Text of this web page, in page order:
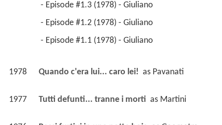
- Episode #1.3 (1978) - Giuliano
- Episode #1.2 (1978) - Giuliano
- Episode #1.1 (1978) - Giuliano
1978 Quando c'era lui... caro lei! as Pavanati
1977 Tutti defunti... tranne i morti as Martini